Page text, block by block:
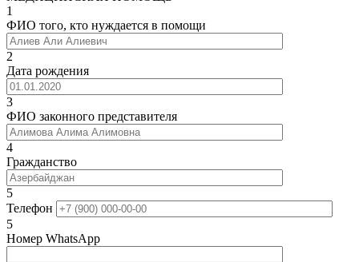
1
ФИО того, кто нуждается в помощи
2
Дата рождения
3
ФИО законного представителя
4
Гражданство
5
Телефон
5
Номер WhatsApp